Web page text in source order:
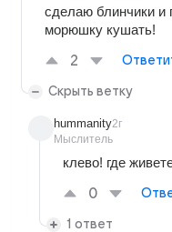
сделаю блинчики и
морюшку кушать!
2
Скрыть ветку
hummanity
Мыслитель
2г
клево! где
0
1 ответ